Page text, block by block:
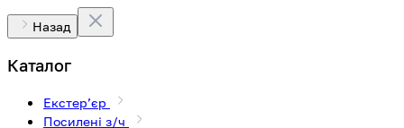
Назад
Каталог
Екстерʼєр
Посилені з/ч